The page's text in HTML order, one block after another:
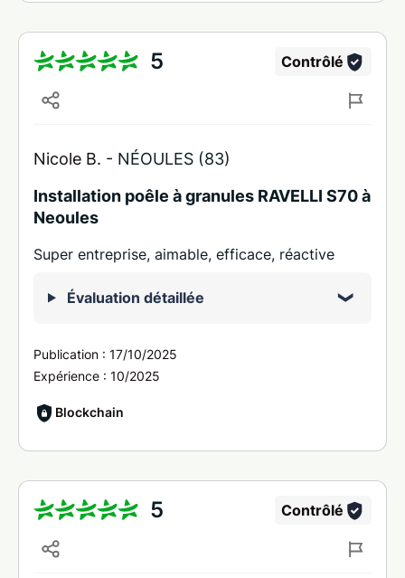
5 Contrôlé
Nicole B. - NÉOULES (83)
Installation poêle à granules RAVELLI S70 à
Neoules
Super entreprise, aimable, efficace, réactive
Évaluation détaillée
Publication : 17/10/2025
Expérience : 10/2025
Blockchain
5 Contrôlé